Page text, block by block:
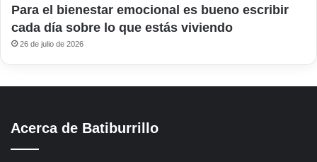
Para el bienestar emocional es bueno escribir
cada día sobre lo que estás viviendo
26 de julio de 2026
Acerca de Batiburrillo